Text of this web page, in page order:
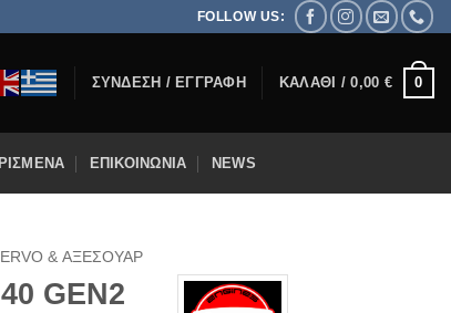
FOLLOW US:
ΣΎΝΔΕΣΗ / ΕΓΓΡΑΦΉ ΚΑΛΆΘΙ /0,00 € 0
ΕΠΙΚΟΙΝΩΝΊΑ NEWS
& ΑΞΕΣΟΥΆΡ
GEN2